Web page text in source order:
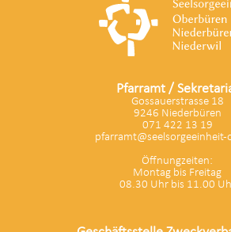
Pfarramt /
Gossauerstrasse 18
9246 Niederbüren
071 422 13 19
pfarramt@seelsorgeeinheit-
Öffnungzeiten:
Montag bis Freitag
08.30 Uhr bis 11.00